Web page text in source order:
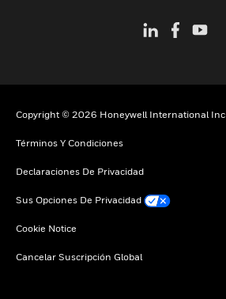
Copyright © 2026 Honeywell International Inc
Términos Y Condiciones
Declaraciones De Privacidad
Sus Opciones De Privacidad
Cookie Notice
Cancelar Suscripción Global